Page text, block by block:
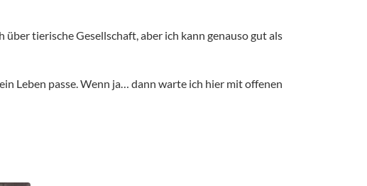
tierische Gesellschaft, aber ich kann genauso gut als
Leben passe. Wenn ja… dann warte ich hier mit offenen